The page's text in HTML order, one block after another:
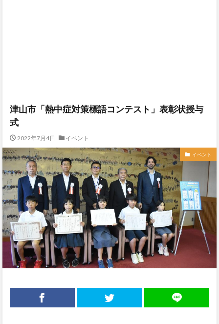
津山市「熱中症対策標語コンテスト」表彰状授与
式
2022年7月4日 イベント
イベント